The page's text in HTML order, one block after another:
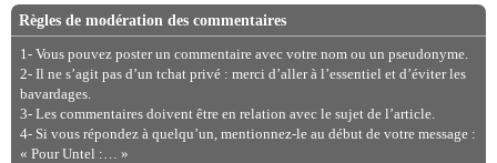
Règles de modération des commentaires
1- Vous pouvez poster un commentaire avec votre nom ou un pseudonyme.
2- Il ne s’agit pas d’un tchat privé : merci d’aller à l’essentiel et d’éviter les
bavardages.
3- Les commentaires doivent être en relation avec le sujet de l’article.
4- Si vous répondez à quelqu’un, mentionnez-le au début de votre message :
« Pour Untel :… »